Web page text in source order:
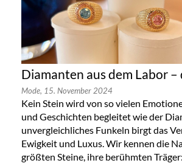
Diamanten aus dem Labor
Mode, 15. November 2024
Kein Stein wird von so vielen
und Geschichten begleitet wie der
unvergleichliches Funkeln birgt das
Ewigkeit und Luxus. Wir kennen die
größten Steine, ihre berühmten